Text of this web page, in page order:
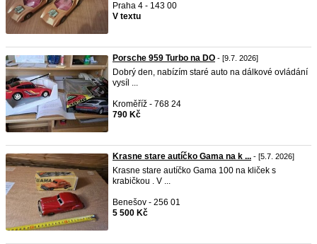
Praha 4 - 143 00
V textu
Porsche 959 Turbo na DO - [9.7. 2026]
Dobrý den, nabízím staré auto na dálkové ovládání
vysíl ...
Kroměříž - 768 24
790 Kč
Krasne stare autíčko Gama na k ... - [5.7. 2026]
Krasne stare autíčko Gama 100 na kliček s
krabičkou . V ...
Benešov - 256 01
5 500 Kč